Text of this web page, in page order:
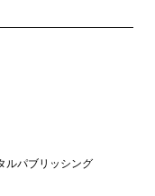
門』8/4頃発売
ルパブリッシング